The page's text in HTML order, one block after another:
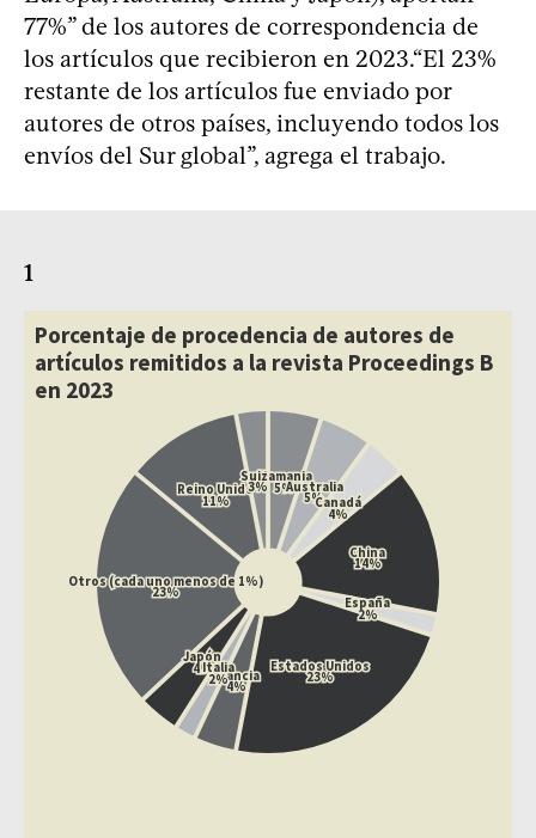
77%” de los autores de correspondencia de
los artículos que recibieron en 2023.“El 23%
restante de los artículos fue enviado por
autores de otros países, incluyendo todos los
envíos del Sur global”, agrega el trabajo.
1